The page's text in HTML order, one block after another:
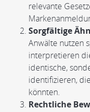
relevante
Sorgfältige
Anwälte nutzen
interpretieren
identische,
identifizieren,
könnten.
Rechtliche